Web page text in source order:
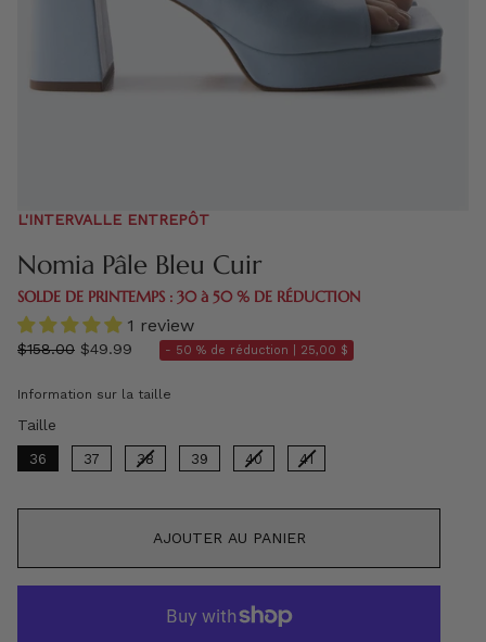
L'INTERVALLE ENTREPÔT
Nomia Pâle Bleu Cuir
SOLDE DE PRINTEMPS : 30 à 50 % DE RÉDUCTION
1 review
régulier
$158.00 $49.99 - 50 % de réduction | 25,00 $
Information sur la taille
Taille
36 37 38 39 40 41
AJOUTER AU PANIER